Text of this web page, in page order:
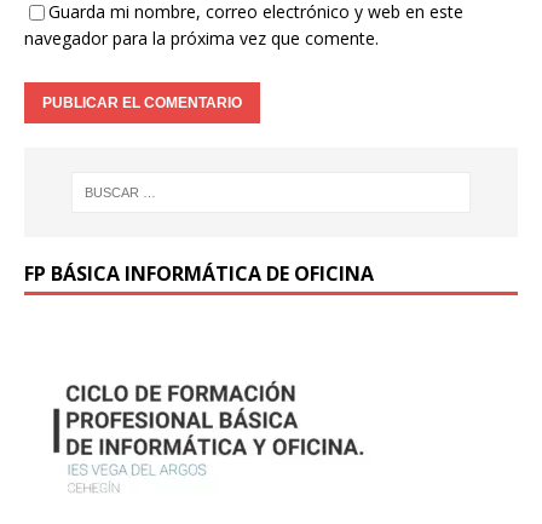
Guarda mi nombre, correo electrónico y web en este
navegador para la próxima vez que comente.
FP BÁSICA INFORMÁTICA DE OFICINA